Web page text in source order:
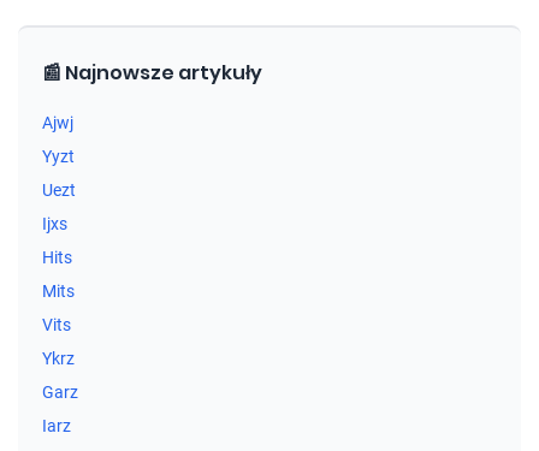
📰 Najnowsze artykuły
Ajwj
Yyzt
Uezt
Ijxs
Hits
Mits
Vits
Ykrz
Garz
Iarz